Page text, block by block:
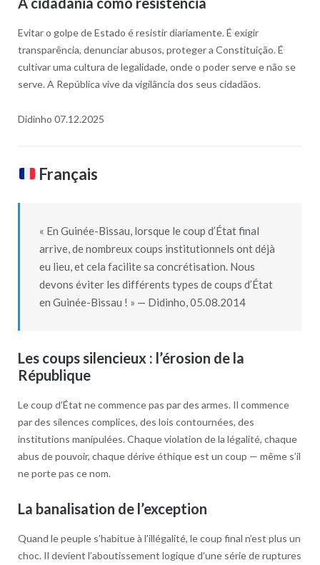
Evitar o golpe de Estado é resistir diariamente. É exigir
transparência, denunciar abusos, proteger a Constituição. É
cultivar uma cultura de legalidade, onde o poder serve e não se
serve. A República vive da vigilância dos seus cidadãos.
Didinho 07.12.2025
Français
« En Guinée-Bissau, lorsque le coup d’État final
arrive, de nombreux coups institutionnels ont déjà
eu lieu, et cela facilite sa concrétisation. Nous
devons éviter les différents types de coups d’État
en Guinée-Bissau ! » — Didinho, 05.08.2014
Les coups silencieux : l’érosion de la
République
Le coup d’État ne commence pas par des armes. Il commence
par des silences complices, des lois contournées, des
institutions manipulées. Chaque violation de la légalité, chaque
abus de pouvoir, chaque dérive éthique est un coup — même s’il
ne porte pas ce nom.
La banalisation de l’exception
Quand le peuple s’habitue à l’illégalité, le coup final n’est plus un
choc. Il devient l’aboutissement logique d’une série de ruptures